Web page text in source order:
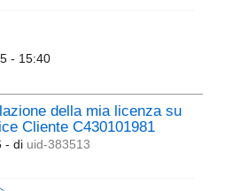
- 15:40
della mia licenza su
Cliente C430101981
- di uid-383513